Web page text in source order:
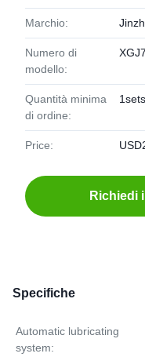
Marchio:
Numero di
modello:
Quantità minima
di ordine:
1sets
Price:
Richiedi
Specifiche
Automatic lubricating
system: